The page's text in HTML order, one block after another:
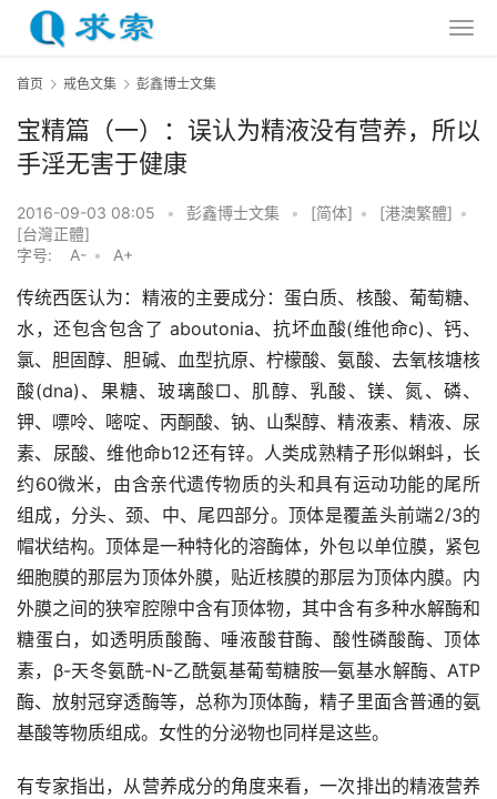
首页 戒色文集 彭鑫博士文集
宝精篇（一）：误认为精液没有营养，所以
手淫无害于健康
2016-09-03 08:05 • 彭鑫博士文集 • [简体] • [港澳繁體] •
[台灣正體]
字号:
A- • A+
传统西医认为：精液的主要成分：蛋白质、核酸、葡萄糖、
水，还包含包含了 aboutonia、抗坏血酸(维他命c)、钙、
氯、胆固醇、胆碱、血型抗原、柠檬酸、氨酸、去氧核塘核
酸(dna)、果糖、玻璃酸□、肌醇、乳酸、镁、氮、磷、
钾、嘌呤、嘧啶、丙酮酸、钠、山梨醇、精液素、精液、尿
素、尿酸、维他命b12还有锌。人类成熟精子形似蝌蚪，长
约60微米，由含亲代遗传物质的头和具有运动功能的尾所
组成，分头、颈、中、尾四部分。顶体是覆盖头前端2/3的
帽状结构。顶体是一种特化的溶酶体，外包以单位膜，紧包
细胞膜的那层为顶体外膜，贴近核膜的那层为顶体内膜。内
外膜之间的狭窄腔隙中含有顶体物，其中含有多种水解酶和
糖蛋白，如透明质酸酶、唾液酸苷酶、酸性磷酸酶、顶体
素，β-天冬氨酰-N-乙酰氨基葡萄糖胺—氨基水解酶、ATP
酶、放射冠穿透酶等，总称为顶体酶，精子里面含普通的氨
基酸等物质组成。女性的分泌物也同样是这些。
有专家指出，从营养成分的角度来看，一次排出的精液营养